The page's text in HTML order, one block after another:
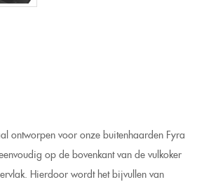
ontworpen voor onze buitenhaarden Fyra
op de bovenkant van de vulkoker
Hierdoor wordt het bijvullen van